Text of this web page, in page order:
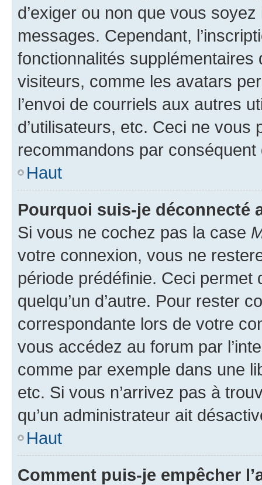
d’exiger ou non que vous
messages. Cependant,
fonctionnalités
visiteurs, comme les avatars
l’envoi de courriels aux autres
d’utilisateurs, etc. Ceci ne vous
recommandons par conséquent
Haut
Pourquoi suis-je déconnecté
Si vous ne cochez pas la case
votre connexion, vous ne
période prédéfinie. Ceci permet
quelqu’un d’autre. Pour rester
correspondante lors de votre
vous accédez au forum par
comme par exemple dans une
etc. Si vous n’arrivez pas à
qu’un administrateur ait
Haut
Comment puis-je empêcher